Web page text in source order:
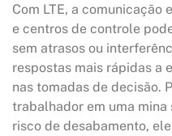
Com LTE, a
e centros de controle
sem atrasos ou
respostas mais rápidas a
nas tomadas de decisão.
trabalhador em uma
risco de desabamento,